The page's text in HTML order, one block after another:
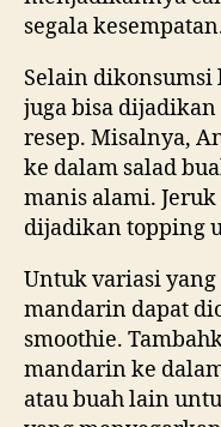
segala
Selain
juga bisa
resep. Misalnya,
ke dalam salad
manis alami.
dijadikan topping
Untuk variasi
mandarin dapat
smoothie.
mandarin ke
atau buah lain